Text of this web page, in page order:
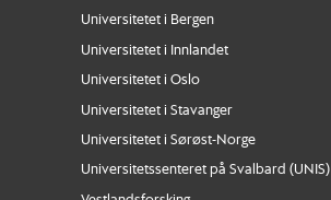
Universitetet i Bergen
Universitetet i Innlandet
Universitetet i Oslo
Universitetet i Stavanger
Universitetet i Sørøst-Norge
Universitetssenteret på Svalbard (UNIS)